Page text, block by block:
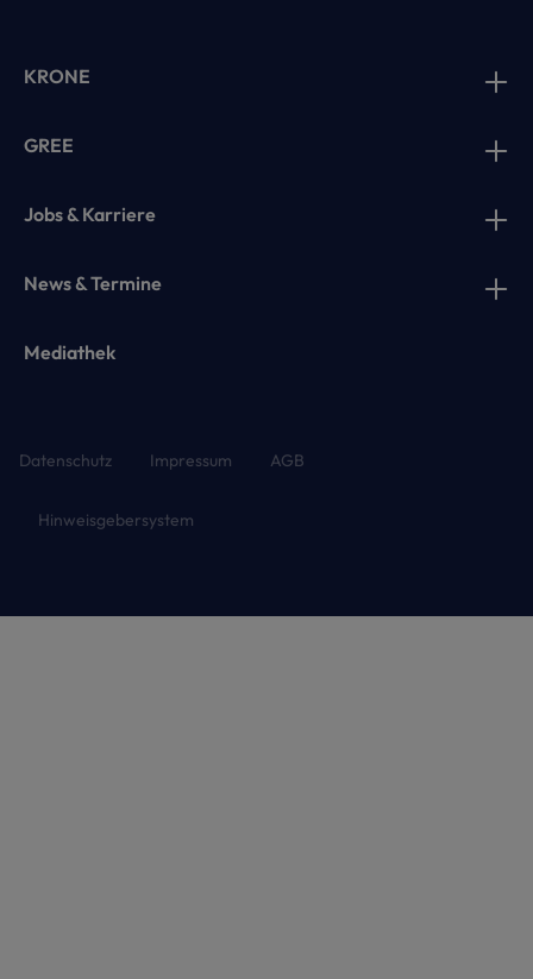
KRONE
GREE
Jobs & Karriere
News & Termine
Mediathek
Datenschutz Impressum AGB
Hinweisgebersystem